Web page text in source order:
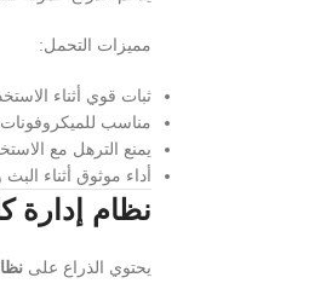
مميزات التحمل:
ثبات قوي أثناء
مناسب للميكروفونات
يمنع الترهل مع
أداء موثوق أثناء
نظام إدارة
يحتوي الذراع على